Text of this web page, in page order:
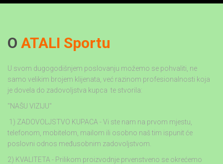
O ATALI Sportu
U svom dugogodišnjem poslovanju možemo se pohvaliti, ne
samo velikim brojem klijenata, već razinom profesionalnosti koja
je dovela do zadovoljstva kupca te stvorila:
"NAŠU VIZIJU"
1) ZADOVOLJSTVO KUPACA - Vi ste nam na prvom mjestu,
telefonom, mobitelom, mailom ili osobno naš tim ispunit će
poslovni odnos međusobnim zadovoljstvom.
2) KVALITETA - Prilikom proizvodnje prvenstveno se okrećemo